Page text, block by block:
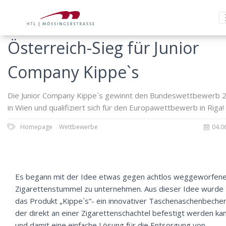
Österreich-Sieg für Junior
Company Kippe`s
Die Junior Company Kippe`s gewinnt den Bundeswettbewerb
in Wien und qualifiziert sich für den Europawettbewerb in Riga!
Homepage Wettbewerbe
Es begann mit der Idee etwas gegen achtlos
Zigarettenstummel zu unternehmen. Aus dieser Idee wurde
das Produkt „Kippe`s“- ein innovativer
der direkt an einer Zigarettenschachtel befestigt werden